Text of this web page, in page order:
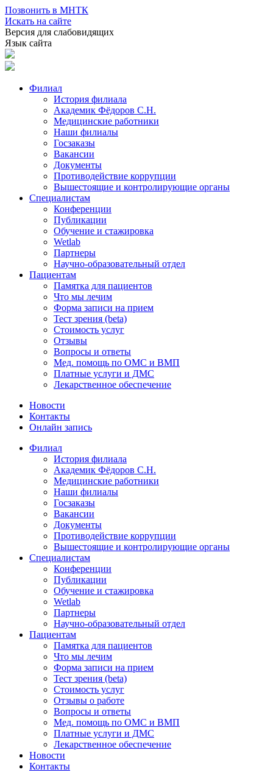
Позвонить в МНТК
Искать на сайте
Версия для слабовидящих
Язык сайта
Филиал
История филиала
Академик Фёдоров С.Н.
Медицинские работники
Наши филиалы
Госзаказы
Вакансии
Документы
Противодействие коррупции
Вышестоящие и контролирующие органы
Специалистам
Конференции
Публикации
Обучение и стажировка
Wetlab
Партнеры
Научно-образовательный отдел
Пациентам
Памятка для пациентов
Что мы лечим
Форма записи на прием
Тест зрения (beta)
Стоимость услуг
Отзывы
Вопросы и ответы
Мед. помощь по ОМС и ВМП
Платные услуги и ДМС
Лекарственное обеспечение
Новости
Контакты
Онлайн запись
Филиал
История филиала
Академик Фёдоров С.Н.
Медицинские работники
Наши филиалы
Госзаказы
Вакансии
Документы
Противодействие коррупции
Вышестоящие и контролирующие органы
Специалистам
Конференции
Публикации
Обучение и стажировка
Wetlab
Партнеры
Научно-образовательный отдел
Пациентам
Памятка для пациентов
Что мы лечим
Форма записи на прием
Тест зрения (beta)
Стоимость услуг
Отзывы о работе
Вопросы и ответы
Мед. помощь по ОМС и ВМП
Платные услуги и ДМС
Лекарственное обеспечение
Новости
Контакты